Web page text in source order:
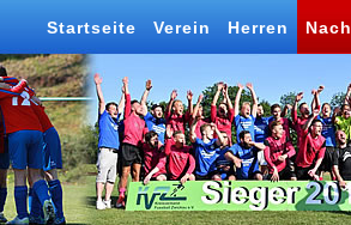
Startseite Verein Herren